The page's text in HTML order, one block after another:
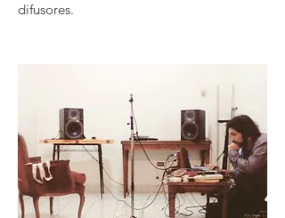
difusores.